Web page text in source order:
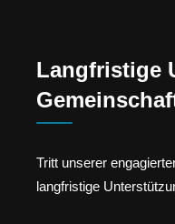
Langfristige
Tritt unserer
langfristige